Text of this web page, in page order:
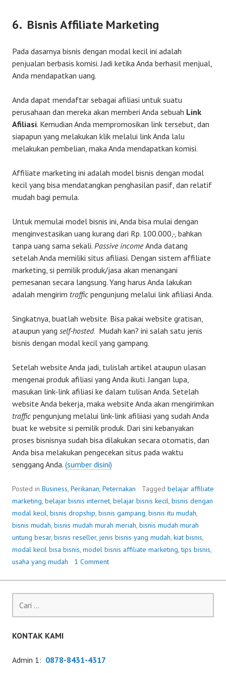
6. Bisnis Affiliate Marketing
Pada dasarnya bisnis dengan modal kecil ini adalah
penjualan berbasis komisi. Jadi ketika Anda berhasil menjual,
Anda mendapatkan uang.
Anda dapat mendaftar sebagai afiliasi untuk suatu
perusahaan dan mereka akan memberi Anda sebuah Link
Afiliasi. Kemudian Anda mempromosikan link tersebut, dan
siapapun yang melakukan klik melalui link Anda lalu
melakukan pembelian, maka Anda mendapatkan komisi.
Affiliate marketing ini adalah model bisnis dengan modal
kecil yang bisa mendatangkan penghasilan pasif, dan relatif
mudah bagi pemula.
Untuk memulai model bisnis ini, Anda bisa mulai dengan
menginvestasikan uang kurang dari Rp. 100.000,-, bahkan
tanpa uang sama sekali. Passive incomeAnda datang
setelah Anda memiliki situs afiliasi. Dengan sistem affiliate
marketing, si pemilik produk/jasa akan menangani
pemesanan secara langsung. Yang harus Anda lakukan
adalah mengirim traffic pengunjung melalui link afiliasi Anda.
Singkatnya, buatlah website. Bisa pakai website gratisan,
ataupun yang self-hosted. Mudah kan? ini salah satu jenis
bisnis dengan modal kecil yang gampang.
Setelah website Anda jadi, tulislah artikel ataupun ulasan
mengenai produk afiliasi yang Anda ikuti. Jangan lupa,
masukan link-link afiliasi ke dalam tulisan Anda. Setelah
website Anda bekerja, maka website Anda akan mengirimkan
traffic pengunjung melalui link-link afiliiasi yang sudah Anda
buat ke website si pemilik produk. Dari sini kebanyakan
proses bisnisnya sudah bisa dilakukan secara otomatis, dan
Anda bisa melakukan pengecekan situs pada waktu
senggang Anda. (sumber disini)
Posted in Business, Perikanan, Peternakan Tagged belajar affiliate
marketing, belajar bisnis internet, belajar bisnis kecil, bisnis dengan
modal kecil, bisnis dropship, bisnis gampang, bisnis itu mudah,
bisnis mudah, bisnis mudah murah meriah, bisnis mudah murah
untung besar, bisnis reseller, jenis bisnis yang mudah, kiat bisnis,
modal kecil bisa bisnis, model bisnis affiliate marketing,tips bisnis,
usaha yang mudah
1 Comment
untuk:
KONTAK KAMI
Admin 1: 0878-8431-4317